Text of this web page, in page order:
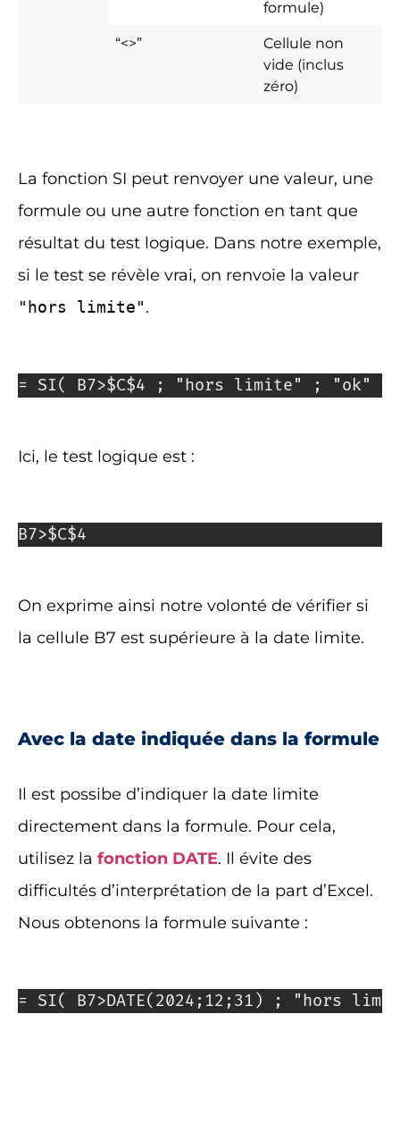
formule)
“<>”
Cellule non
vide (inclus
zéro)
La fonction SI peut renvoyer une valeur, une
formule ou une autre fonction en tant que
résultat du test logique. Dans notre exemple,
si le test se révèle vrai, on renvoie la valeur
"hors limite".
= SI( B7>$C$4 ; "hors limite" ; "ok" )
Ici, le test logique est :
B7>$C$4
On exprime ainsi notre volonté de vérifier si
la cellule B7 est supérieure à la date limite.
Avec la date indiquée dans la formule
Il est possibe d’indiquer la date limite
directement dans la formule. Pour cela,
utilisez la fonction DATE. Il évite des
difficultés d’interprétation de la part d’Excel.
Nous obtenons la formule suivante :
= SI( B7>DATE(2024;12;31) ; "hors